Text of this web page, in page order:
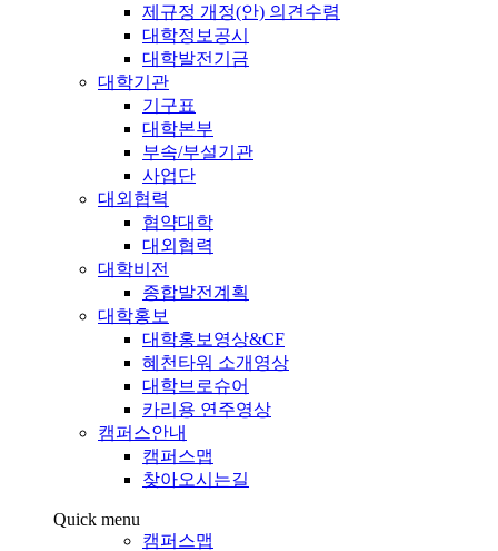
제규정 개정(안) 의견수렴
대학정보공시
대학발전기금
대학기관
기구표
대학본부
부속/부설기관
사업단
대외협력
협약대학
대외협력
대학비전
종합발전계획
대학홍보
대학홍보영상&CF
혜천타워 소개영상
대학브로슈어
카리용 연주영상
캠퍼스안내
캠퍼스맵
찾아오시는길
Quick menu
캠퍼스맵